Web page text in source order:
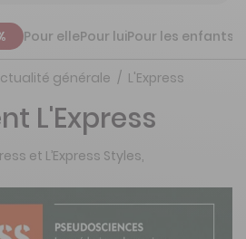
Pour ellePour luiPour les enfants
générale L'Express
L'Express
et L’Express Styles,